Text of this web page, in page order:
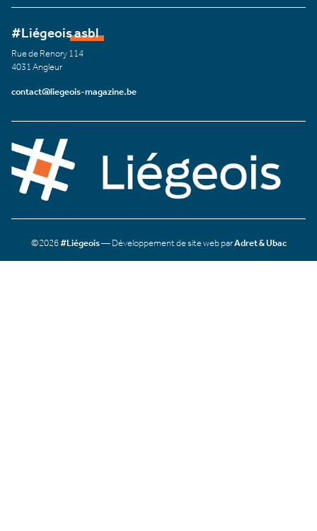
#Liégeois asbl
Rue de Renory 114
4031 Angleur
contact@liegeois-magazine.be
©2026#Liégeois— Développement de site web parAdret & Ubac